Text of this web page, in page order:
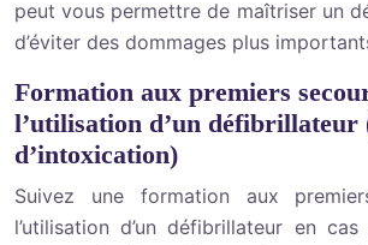
peut vous permettre de maîtriser un
d’éviter des dommages plus
Formation aux premiers
l’utilisation d’un défibrillateur
d’intoxication)
Suivez une formation aux
l’utilisation d’un défibrillateur en cas